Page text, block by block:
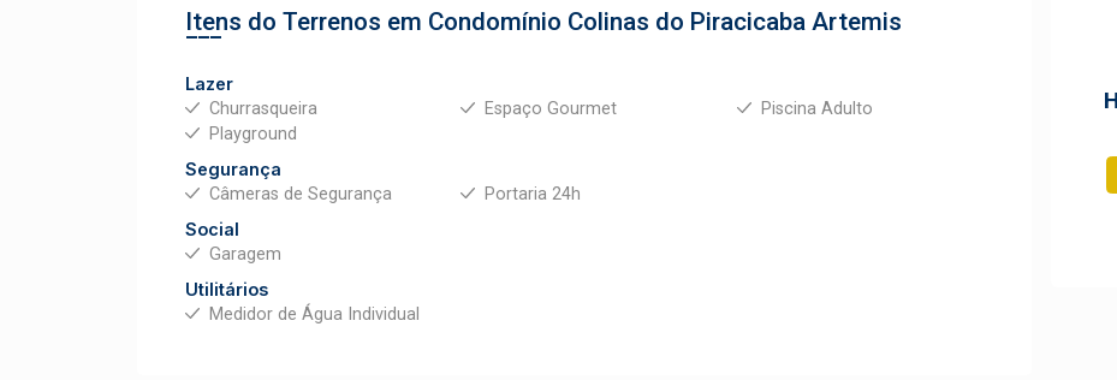
Itens do Terrenos em Condomínio Colinas do Piracicaba Artemis
Lazer
Churrasqueira
Espaço Gourmet
Piscina Adulto
Playground
Segurança
Câmeras de Segurança
Portaria 24h
Social
Garagem
Utilitários
Medidor de Água Individual